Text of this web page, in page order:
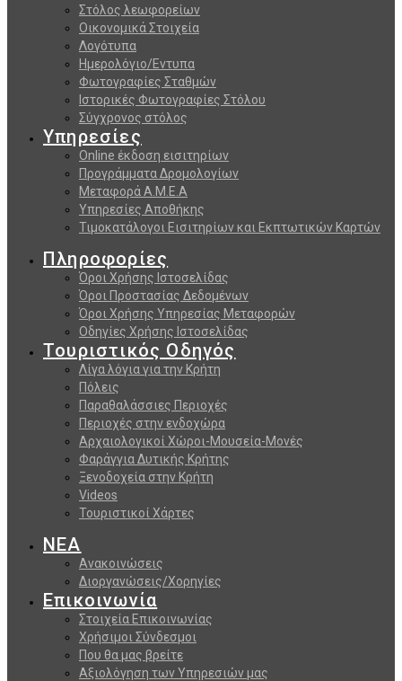
Στόλος λεωφορείων
Οικονομικά Στοιχεία
Λογότυπα
Ημερολόγιο/Εντυπα
Φωτογραφίες Σταθμών
Ιστορικές Φωτογραφίες Στόλου
Σύγχρονος στόλος
Υπηρεσίες
Online έκδοση εισιτηρίων
Προγράμματα Δρομολογίων
Μεταφορά Α.Μ.Ε.Α
Υπηρεσίες Αποθήκης
Τιμοκατάλογοι Εισιτηρίων και Εκπτωτικών Καρτών
Πληροφορίες
Όροι Χρήσης Ιστοσελίδας
Όροι Προστασίας Δεδομένων
Όροι Χρήσης Υπηρεσίας Μεταφορών
Οδηγίες Χρήσης Ιστοσελίδας
Τουριστικός Οδηγός
Λίγα λόγια για την Κρήτη
Πόλεις
Παραθαλάσσιες Περιοχές
Περιοχές στην ενδοχώρα
Αρχαιολογικοί Χώροι-Μουσεία-Μονές
Φαράγγια Δυτικής Κρήτης
Ξενοδοχεία στην Κρήτη
Videos
Τουριστικοί Χάρτες
ΝΕΑ
Ανακοινώσεις
Διοργανώσεις/Χορηγίες
Επικοινωνία
Στοιχεία Επικοινωνίας
Χρήσιμοι Σύνδεσμοι
Που θα μας βρείτε
Αξιολόγηση των Υπηρεσιών μας